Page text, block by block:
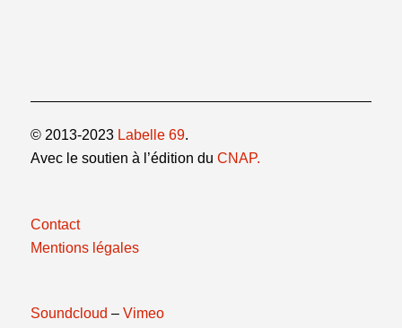
© 2013-2023 Labelle 69.
Avec le soutien à l’édition du CNAP.
Contact
Mentions légales
Soundcloud – Vimeo